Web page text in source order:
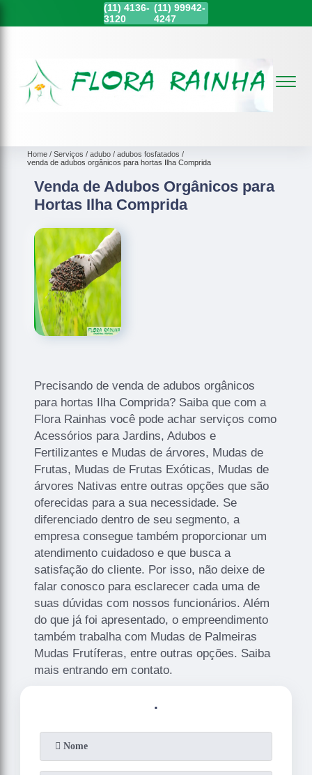
(11) 4136-
3120
(11)99942-
4247
Home Serviços adubo
adubos fosfatados
venda de adubos orgânicos para hortas Ilha Comprida
Venda de Adubos Orgânicos para
Hortas Ilha Comprida
Precisando de venda de adubos orgânicos
para hortas Ilha Comprida? Saiba que com a
Flora Rainhas você pode achar serviços como
Acessórios para Jardins, Adubos e
Fertilizantes e Mudas de árvores, Mudas de
Frutas, Mudas de Frutas Exóticas, Mudas de
árvores Nativas entre outras opções que são
oferecidas para a sua necessidade. Se
diferenciado dentro de seu segmento, a
empresa consegue também proporcionar um
atendimento cuidadoso e que busca a
satisfação do cliente. Por isso, não deixe de
falar conosco para esclarecer cada uma de
suas dúvidas com nossos funcionários. Além
do que já foi apresentado, o empreendimento
também trabalha com Mudas de Palmeiras
Mudas Frutíferas, entre outras opções. Saiba
mais entrando em contato.
.